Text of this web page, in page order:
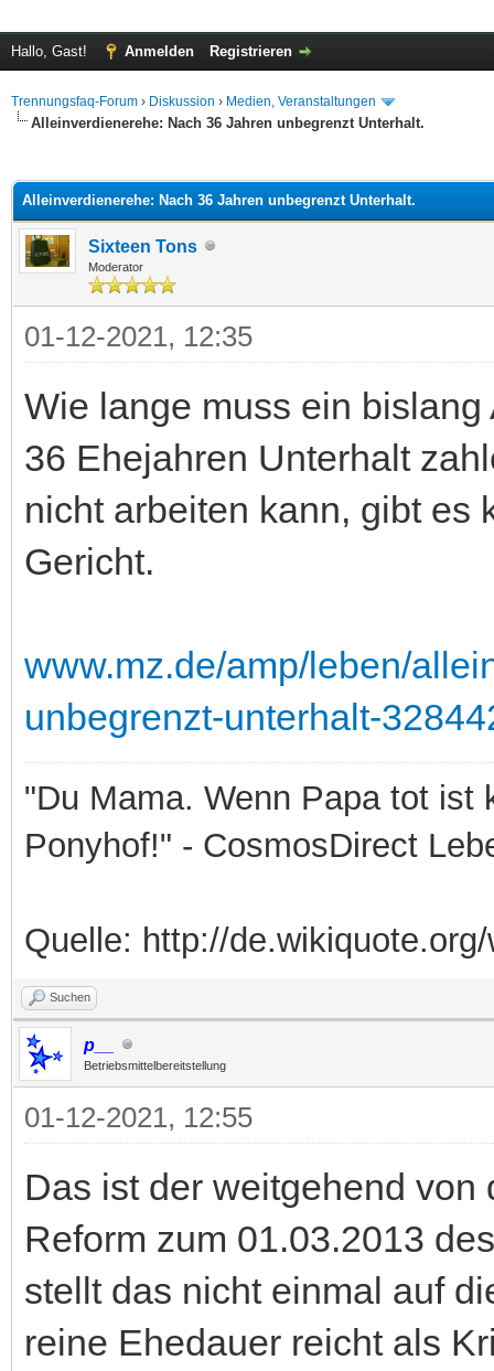
Hallo, Gast! Anmelden Registrieren
Trennungsfaq-Forum › Diskussion › Medien, Veranstaltungen
Alleinverdienerehe: Nach 36 Jahren unbegrenzt Unterhalt.
Alleinverdienerehe: Nach 36 Jahren unbegrenzt Unterhalt.
Sixteen Tons
Moderator
01-12-2021, 12:35
Wie lange muss ein
36 Ehejahren Unterhalt
nicht arbeiten kann, gibt es
Gericht.
www.mz.de/amp/leben/
unbegrenzt-unterhalt-
"Du Mama. Wenn Papa tot ist
Ponyhof!" - CosmosDirect
Quelle: http://
Suchen
p__
Betriebsmittelbereitstellung
01-12-2021, 12:55
Das ist der weitgehend
Reform zum 01.03.2013
stellt das nicht einmal auf
reine Ehedauer reicht als